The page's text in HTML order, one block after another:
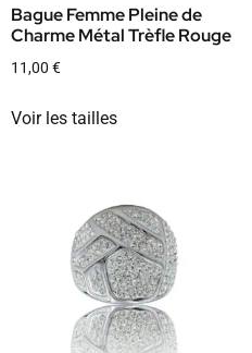
Bague Femme Pleine de
Charme Métal Trèfle Rouge
11,00 €
Voir les tailles